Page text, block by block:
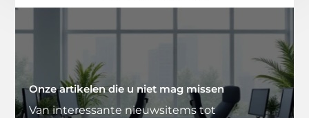
Onze artikelen die u niet mag missen
Van interessante nieuwsitems tot